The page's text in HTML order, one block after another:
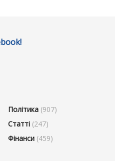
Політика (907)
Статті (247)
Фінанси (459)